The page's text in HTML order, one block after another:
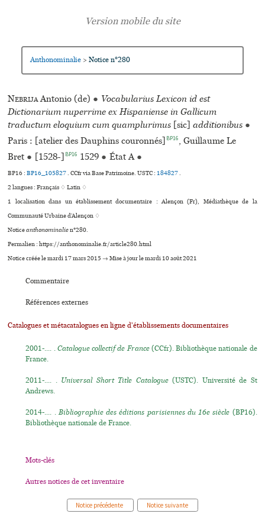
Anthonominalie > Notice n°280
NebrijaAntonio (de) ● Vocabularius Lexicon id est
Dictionarium nuperrime ex Hispaniense in Gallicum
traductum eloquium cum quamplurimus [sic]additionibus ●
Paris : [atelier des Dauphins couronnés]
BP16, Guillaume Le
Bret ● [1528-] BP16 1529 ● État A ●
BP16 :BP16_105827.CCfr via Base Patrimoine.USTC : 184827.
2 langues :Français ♢Latin ♢
1 localisation dans un établissement documentaire : Alençon (Fr), Médiathèque de la
Communauté Urbaine d’Alençon ♢
Noticeanthonominalien°280.
Permalien : https://anthonominalie.fr/article280.html
Notice créée le mardi 17 mars 2015 → Mise à jour le mardi 10 août 2021
Commentaire
Références externes
Catalogues et métacatalogues en ligne d'établissements documentaires
2001-.... . Catalogue collectif de France(CCfr). Bibliothèque nationale de
France.
2011-.... . Universal Short Title Catalogue(USTC). Université de St
Andrews.
2014-.... .Bibliographie des éditions parisiennes du 16e siècle (BP16).
Bibliothèque nationale de France.
Mots-clés
Autres notices de cet inventaire
Notice précédente Notice suivante